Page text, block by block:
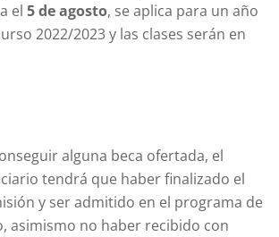
el 5 de agosto, se aplica para un año
2022/2023 y las clases serán en
alguna beca ofertada, el
tendrá que haber finalizado el
y ser admitido en el programa de
asimismo no haber recibido con